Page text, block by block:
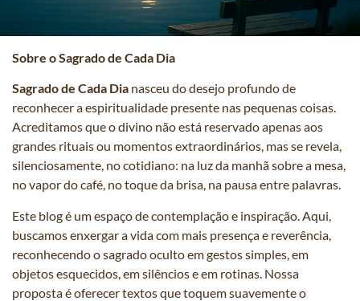
Sobre o Sagrado de Cada Dia
Sagrado de Cada Dia nasceu do desejo profundo de
reconhecer a espiritualidade presente nas pequenas coisas.
Acreditamos que o divino não está reservado apenas aos
grandes rituais ou momentos extraordinários, mas se revela,
silenciosamente, no cotidiano: na luz da manhã sobre a mesa,
no vapor do café, no toque da brisa, na pausa entre palavras.
Este blog é um espaço de contemplação e inspiração. Aqui,
buscamos enxergar a vida com mais presença e reverência,
reconhecendo o sagrado oculto em gestos simples, em
objetos esquecidos, em silêncios e em rotinas. Nossa
proposta é oferecer textos que toquem suavemente o